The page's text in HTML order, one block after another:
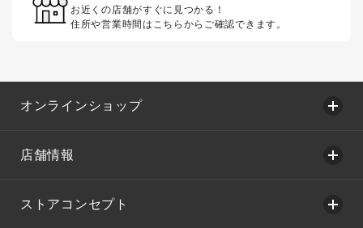
お近くの店舗がすぐに見つかる！
住所や営業時間はこちらからご確認できます。
オンラインショップ
店舗情報
ストアコンセプト